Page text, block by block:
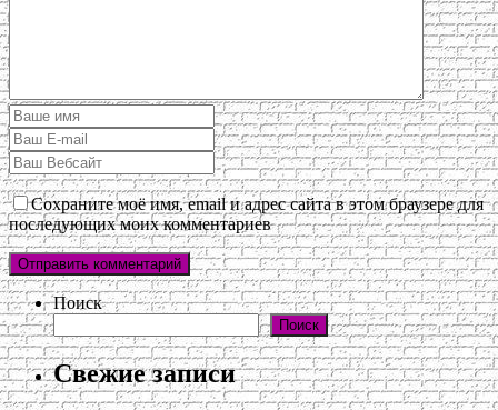
Сохраните моё имя, email и адрес сайта в этом браузере для
последующих моих комментариев
Поиск
Поиск
Свежие записи